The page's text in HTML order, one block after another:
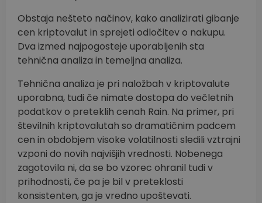
Obstaja nešteto načinov, kako analizirati gibanje
cen kriptovalut in sprejeti odločitev o nakupu.
Dva izmed najpogosteje uporabljenih sta
tehnična analiza in temeljna analiza.
Tehnična analiza je pri naložbah v kriptovalute
uporabna, tudi če nimate dostopa do večletnih
podatkov o preteklih cenah Rain. Na primer, pri
številnih kriptovalutah so dramatičnim padcem
cen in obdobjem visoke volatilnosti sledili vztrajni
vzponi do novih najvišjih vrednosti. Nobenega
zagotovila ni, da se bo vzorec ohranil tudi v
prihodnosti, če pa je bil v preteklosti
konsistenten, ga je vredno upoštevati.